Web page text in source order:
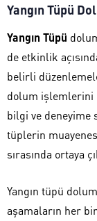
Yangın Tüpü
Yangın Tüpü
de etkinlik
belirli
dolum işlemlerini
bilgi ve deneyime
tüplerin
sırasında ortaya
Yangın tüpü
aşamaların her